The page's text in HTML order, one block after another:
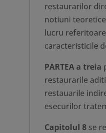
restaurarilor
notiuni
lucru
caracteristicile
PARTEA a treia
restaurarile
restauarile
esecurilor
Capitolul 8se